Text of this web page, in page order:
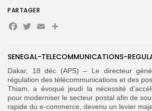
Search
for:
FR
SENEGAL-TELECOMMUNICATIONS-
Dakar, 18 déc (APS) – Le directeur
régulation des télécommunications et des
Thiam, a évoqué jeudi la nécessité
pour moderniser le secteur postal afin de
rapide du e-commerce, devenu un levier
PARTAGER
Facebook
Twitter
EmailPartager